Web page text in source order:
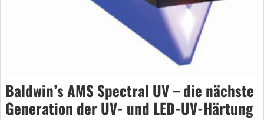
Baldwin’s AMS Spectral UV – die nächste
Generation der UV- und LED-UV-Härtung